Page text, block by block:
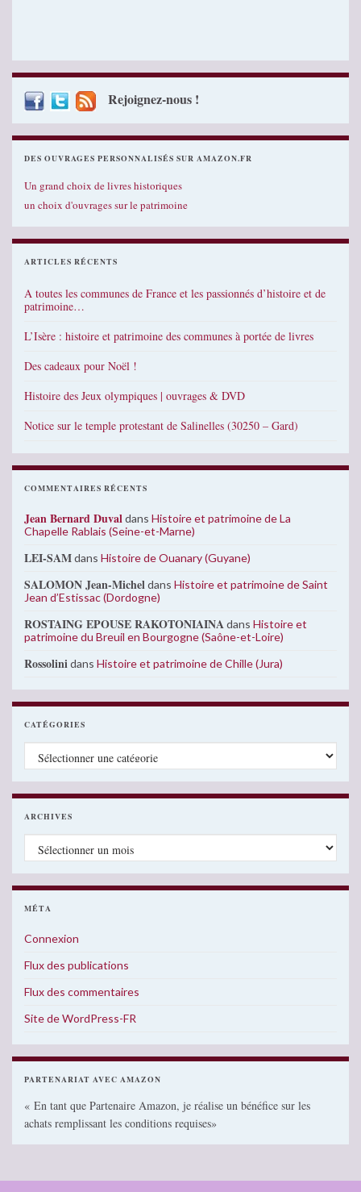
Rejoignez-nous !
DES OUVRAGES PERSONNALISÉS SUR AMAZON.FR
Un grand choix de livres historiques
un choix d'ouvrages sur le patrimoine
ARTICLES RÉCENTS
A toutes les communes de France et les passionnés d’histoire et de
patrimoine…
L’Isère : histoire et patrimoine des communes à portée de livres
Des cadeaux pour Noël !
Histoire des Jeux olympiques | ouvrages & DVD
Notice sur le temple protestant de Salinelles (30250 – Gard)
COMMENTAIRES RÉCENTS
Jean Bernard Duvaldans Histoire et patrimoine de La
Chapelle Rablais (Seine-et-Marne)
LEI-SAMdans Histoire de Ouanary (Guyane)
SALOMON Jean-Micheldans Histoire et patrimoine de Saint
Jean d’Estissac (Dordogne)
ROSTAING EPOUSE RAKOTONIAINAdans Histoire et
patrimoine du Breuil en Bourgogne (Saône-et-Loire)
Rossolinidans Histoire et patrimoine de Chille (Jura)
CATÉGORIES
Catégories
ARCHIVES
Archives
MÉTA
Connexion
Flux des publications
Flux des commentaires
Site de WordPress-FR
PARTENARIAT AVEC AMAZON
« En tant que Partenaire Amazon, je réalise un bénéfice sur les
achats remplissant les conditions requises»